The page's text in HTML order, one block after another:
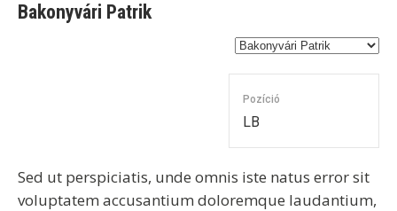
Bakonyvári Patrik
Pozíció
LB
Sed ut perspiciatis, unde omnis iste natus error sit
voluptatem accusantium doloremque laudantium,